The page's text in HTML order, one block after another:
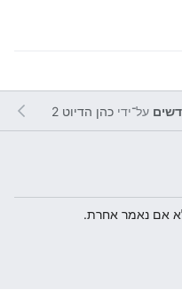
על־ידיכהן הדיוט 2
אם נאמר אחרת.